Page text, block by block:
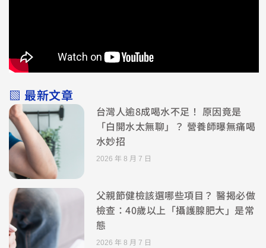
▧ 最新文章
台灣人逾8成喝水不足！ 原因竟是
「白開水太無聊」？ 營養師曝無痛喝
水妙招
2026 年 8 月 7 日
父親節健檢該選哪些項目？ 醫揭必做
檢查：40歲以上「攝護腺肥大」是常
態
2026 年 8 月 7 日